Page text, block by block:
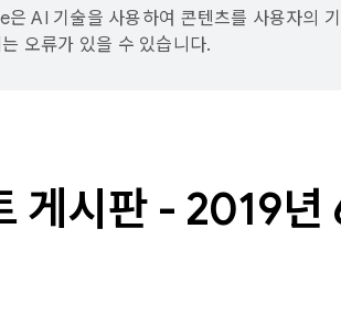
AI 기술을 사용하여 콘텐츠를 사용자의
오류가 있을 수 있습니다.
게시판 - 2019년